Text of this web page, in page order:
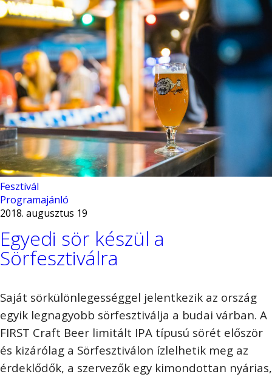
Fesztivál
Programajánló
2018. augusztus 19
Egyedi sör készül a
Sörfesztiválra
Saját sörkülönlegességgel jelentkezik az ország
egyik legnagyobb sörfesztiválja a budai várban. A
FIRST Craft Beer limitált IPA típusú sörét először
és kizárólag a Sörfesztiválon ízlelhetik meg az
érdeklődők, a szervezők egy kimondottan nyárias,